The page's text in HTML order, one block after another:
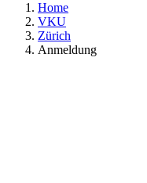
Home
VKU
Zürich
Anmeldung